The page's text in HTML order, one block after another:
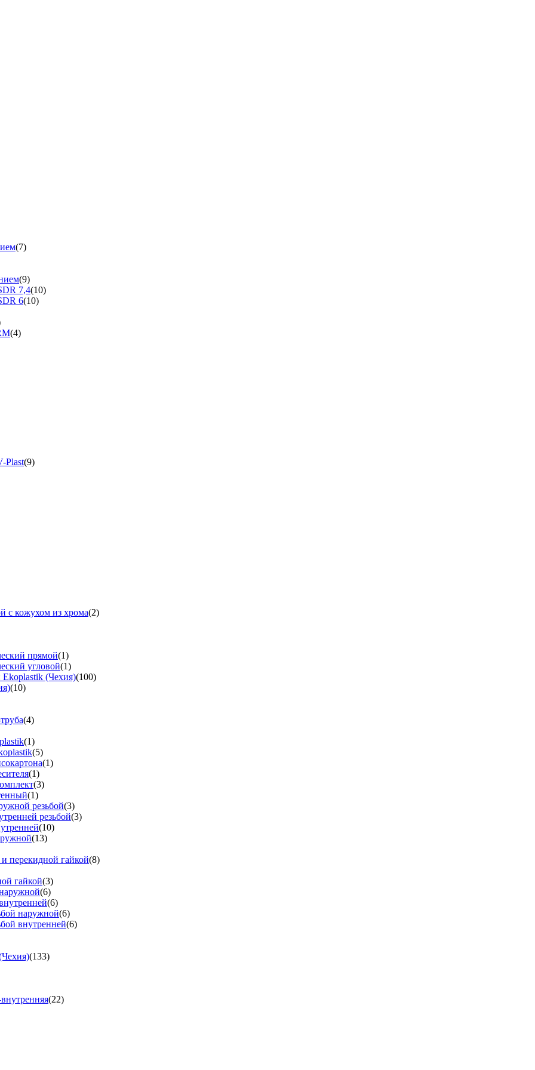
(7)
(9)
7,4(10)
6(10)
(4)
Plast(9)
с кожухом из хрома(2)
прямой(1)
угловой(1)
(Чехия)(100)
(10)
(4)
(1)
(5)
(1)
(1)
(3)
(1)
резьбой(3)
резьбой(3)
(10)
(13)
перекидной гайкой(8)
гайкой(3)
(6)
(6)
наружной(6)
внутренней(6)
(133)
(22)